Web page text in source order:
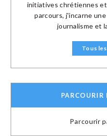
initiatives chrétiennes
parcours, j'incarne
journalisme et
Tous
PARCOURIR
Parcourir